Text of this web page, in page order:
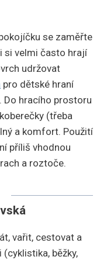
se zaměřte
si velmi často hrají
udržovat
pro dětské hraní
Do hracího prostoru
(třeba
a komfort. Použití
příliš vhodnou
a roztoče.
vařit, cestovat a
běžky,